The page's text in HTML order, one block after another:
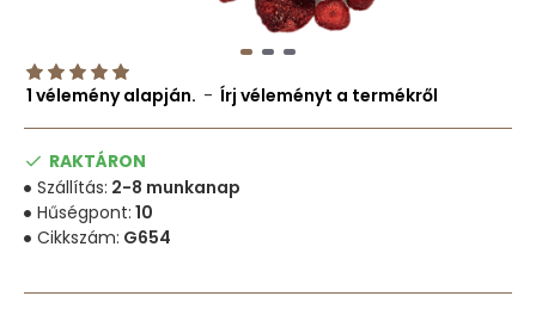
RAKTÁRON
Hűségpont: 10
Cikkszám: G654
Szállítás: 2-8 munkanap
1 vélemény alapján. - Írj véleményt a termékről